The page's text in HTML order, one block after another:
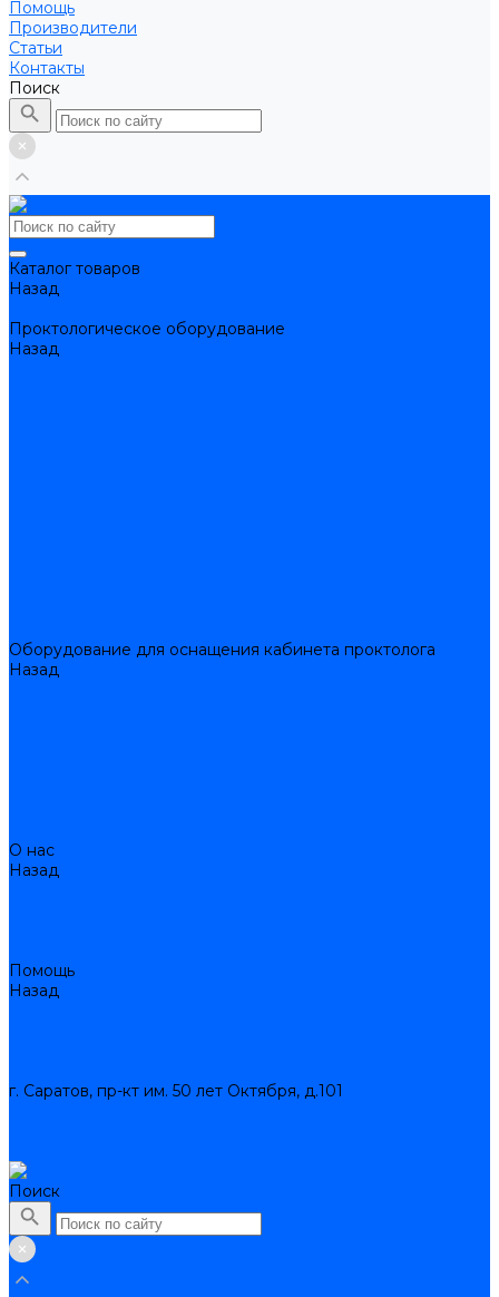
Помощь
Производители
Статьи
Контакты
Поиск
Каталог товаров
Назад
Проктологическое оборудование
Назад
Оборудование для оснащения кабинета проктолога
Назад
О нас
Назад
Помощь
Назад
г. Саратов, пр-кт им. 50 лет Октября, д.101
Поиск